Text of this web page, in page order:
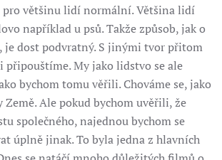
většinu lidí normální. Většina lidí
například u psů. Takže způsob, jak o
je dost podvratný. S jinými tvor přitom
připouštíme. My jako lidstvo se ale
bychom tomu věřili. Chováme se, jako
Ale pokud bychom uvěřili, že
společného, najednou bychom se
úplně jinak. To byla jedna z hlavních